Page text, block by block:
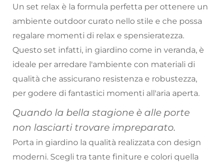
Un set relax è la formula perfetta per ottenere un
ambiente outdoor curato nello stile e che possa
regalare momenti di relax e spensieratezza.
Questo set infatti, in giardino come in veranda, è
ideale per arredare l'ambiente con materiali di
qualità che assicurano resistenza e robustezza,
per godere di fantastici momenti all'aria aperta.
Quando la bella stagione è alle porte
non lasciarti trovare impreparato.
Porta in giardino la qualità realizzata con design
moderni. Scegli tra tante finiture e colori quella